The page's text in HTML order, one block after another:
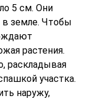
5 см. Они
земле. Чтобы
растения.
раскладывая
участка.
наружу,